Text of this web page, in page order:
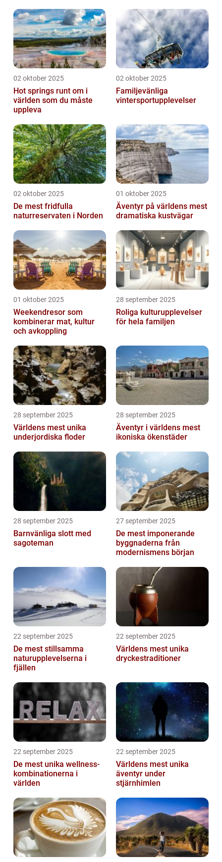
02 oktober 2025
Hot springs runt om i
världen som du måste
uppleva
02 oktober 2025
Familjevänliga
vintersportupplevelser
02 oktober 2025
De mest fridfulla
naturreservaten i Norden
01 oktober 2025
Äventyr på världens mest
dramatiska kustvägar
01 oktober 2025
Weekendresor som
kombinerar mat, kultur
och avkoppling
28 september 2025
Roliga kulturupplevelser
för hela familjen
28 september 2025
Världens mest unika
underjordiska floder
28 september 2025
Äventyr i världens mest
ikoniska ökenstäder
28 september 2025
Barnvänliga slott med
sagoteman
27 september 2025
De mest imponerande
byggnaderna från
modernismens början
22 september 2025
De mest stillsamma
naturupplevelserna i
fjällen
22 september 2025
Världens mest unika
dryckestraditioner
22 september 2025
De mest unika wellness-
kombinationerna i
världen
22 september 2025
Världens mest unika
äventyr under
stjärnhimlen